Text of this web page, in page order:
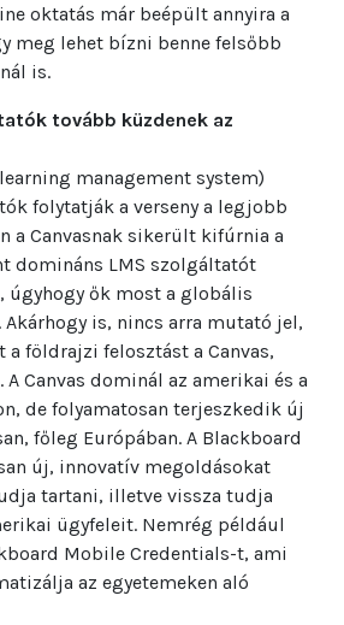
oktatás már beépült annyira a
meg lehet bízni benne felsőbb
is.
tovább küzdenek az
management system)
folytatják a verseny a legjobb
a Canvasnak sikerült kifúrnia a
domináns LMS szolgáltatót
úgyhogy ők most a globális
is, nincs arra mutató jel,
a földrajzi felosztást a Canvas,
A Canvas dominál az amerikai és a
de folyamatosan terjeszkedik új
főleg Európában. A Blackboard
új, innovatív megoldásokat
tartani, illetve vissza tudja
ügyfeleit. Nemrég például
Mobile Credentials-t, ami
az egyetemeken aló